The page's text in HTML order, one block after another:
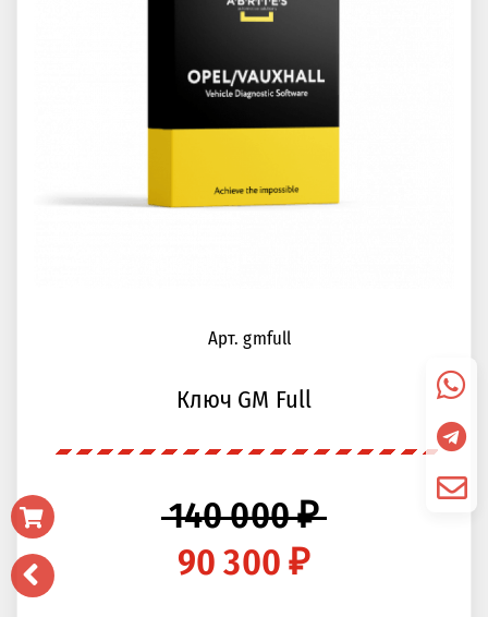
Арт. gmfull
Ключ GM Full
140 000 ₽
90 300 ₽